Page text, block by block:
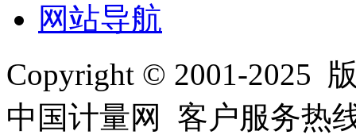
网站导航
Copyright © 2001-2025
中国计量网 客户服务热